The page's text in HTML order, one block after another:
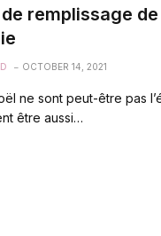
remplissage de
OCTOBER 14, 2021
ne sont peut-être pas
être aussi…